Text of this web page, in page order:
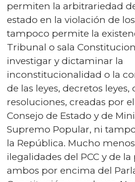
permiten la arbitrariedad
estado en la violación de
tampoco permite la
Tribunal o sala
investigar y dictaminar la
inconstitucionalidad o la
de las leyes, decretos leyes,
resoluciones, creadas por
Consejo de Estado y de
Supremo Popular, ni
la República. Mucho
ilegalidades del PCC y de
ambos por encima del